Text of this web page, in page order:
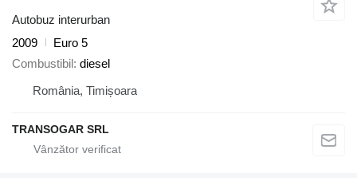
Autobuz interurban
2009
Euro 5
Combustibil diesel
România, Timișoara
TRANSOGAR SRL